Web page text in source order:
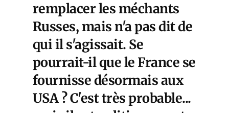
remplacer les méchants
Russes, mais n'a pas dit de
qui il s'agissait. Se
pourrait-il que le France se
fournisse désormais aux
USA ? C'est très probable...